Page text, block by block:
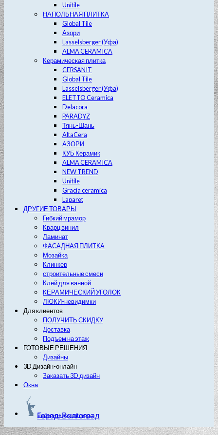
Unitile
НАПОЛЬНАЯ ПЛИТКА
Global Tile
Азори
Lasselsberger (Уфа)
ALMA CERAMICA
Керамическая плитка
CERSANIT
Global Tile
Lasselsberger (Уфа)
ELETTO Ceramica
Delacora
PARADYZ
Тянь-Шань
AltaCera
АЗОРИ
КУБ Керамик
ALMA CERAMICA
NEW TREND
Unitile
Gracia ceramica
Laparet
ДРУГИЕ ТОВАРЫ
Гибкий мрамор
Кварц винил
Ламинат
ФАСАДНАЯ ПЛИТКА
Мозайка
Клинкер
строительные смеси
Клей для ванной
КЕРАМИЧЕСКИЙ УГОЛОК
ЛЮКИ-невидимки
Для клиентов
ПОЛУЧИТЬ СКИДКУ
Доставка
Подъем на этаж
ГОТОВЫЕ РЕШЕНИЯ
Дизайны
3D Дизайн-онлайн
Заказать 3D дизайн
Окна
Город: Волгоград
Выберите другой город